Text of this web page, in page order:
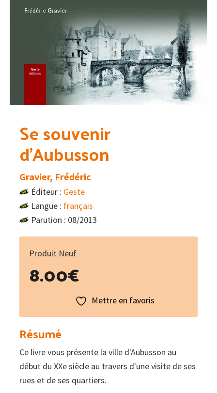
Se souvenir
d’Aubusson
Gravier, Frédéric
Éditeur : Geste
Langue : français
Parution : 08/2013
Produit Neuf
8.00€
Mettre en favoris
Résumé
Ce livre vous présente la ville d'Aubusson au
début du XXe siècle au travers d'une visite de ses
rues et de ses quartiers.